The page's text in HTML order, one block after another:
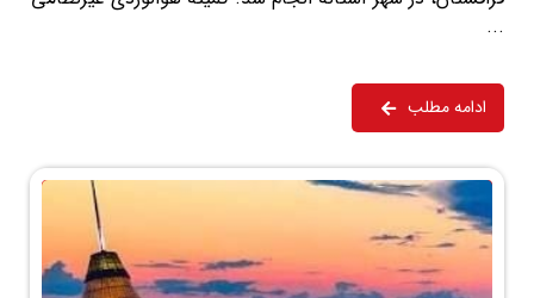
...
ادامه مطلب